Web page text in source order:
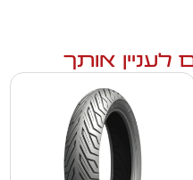
לעניין אותך